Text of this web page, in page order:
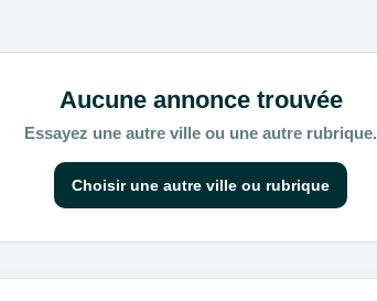
Aucune annonce trouvée
Essayez une autre ville ou une autre rubrique.
Choisir une autre ville ou rubrique